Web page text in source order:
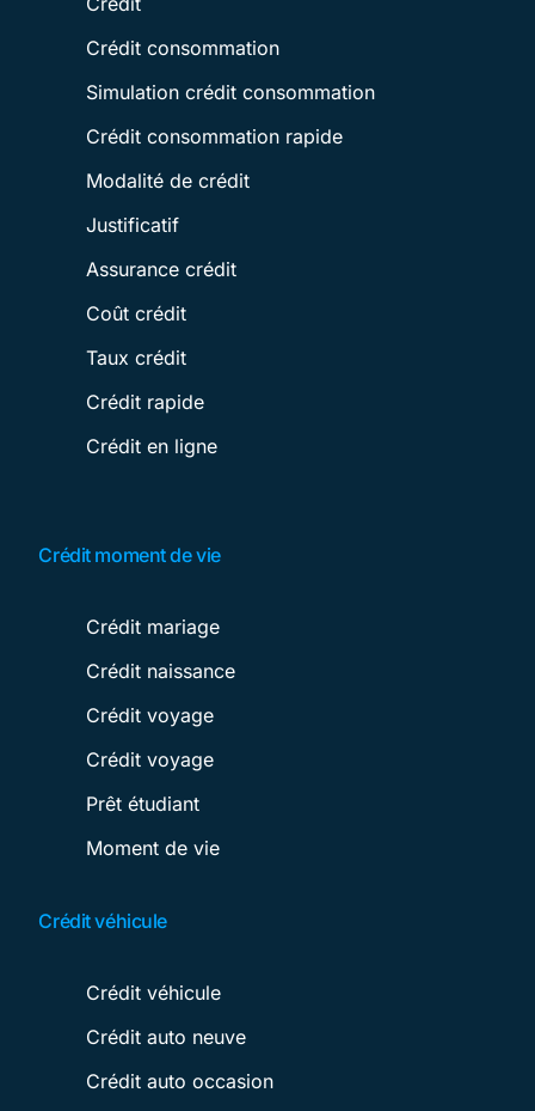
Crédit consommation
Simulation crédit consommation
Crédit consommation rapide
Modalité de crédit
Justificatif
Assurance crédit
Coût crédit
Taux crédit
Crédit rapide
Crédit en ligne
Crédit moment de vie
Crédit mariage
Crédit naissance
Crédit voyage
Crédit voyage
Prêt étudiant
Moment de vie
Crédit véhicule
Crédit véhicule
Crédit auto neuve
Crédit auto occasion